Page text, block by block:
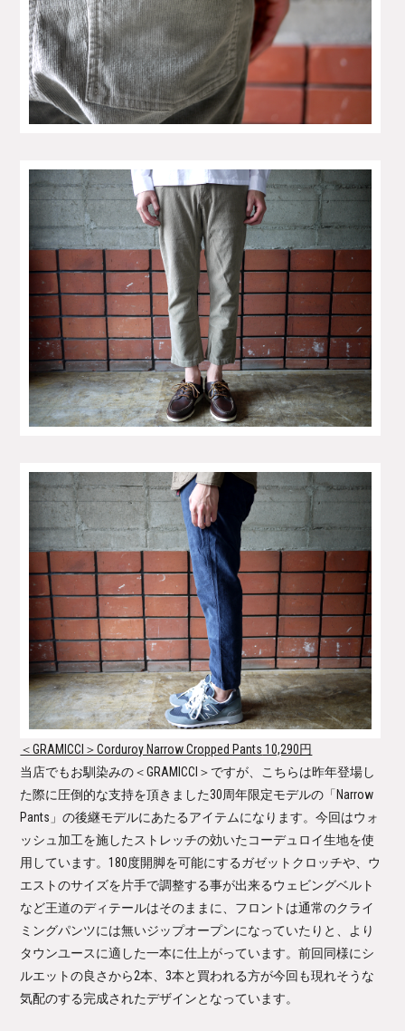
＜GRAMICCI＞Corduroy Narrow Cropped Pants 10,290円
当店でもお馴染みの＜GRAMICCI＞ですが、こちらは昨年登場し
た際に圧倒的な支持を頂きました30周年限定モデルの「Narrow
Pants」の後継モデルにあたるアイテムになります。今回はウォ
ッシュ加工を施したストレッチの効いたコーデュロイ生地を使
用しています。180度開脚を可能にするガゼットクロッチや、ウ
エストのサイズを片手で調整する事が出来るウェビングベルト
など王道のディテールはそのままに、フロントは通常のクライ
ミングパンツには無いジップオープンになっていたりと、より
タウンユースに適した一本に仕上がっています。前回同様にシ
ルエットの良さから2本、3本と買われる方が今回も現れそうな
気配のする完成されたデザインとなっています。